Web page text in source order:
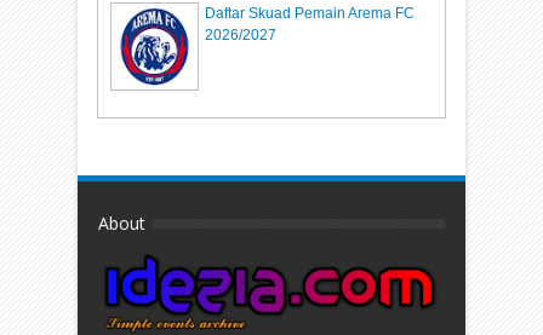
Daftar Skuad Pemain Arema FC
2026/2027
About